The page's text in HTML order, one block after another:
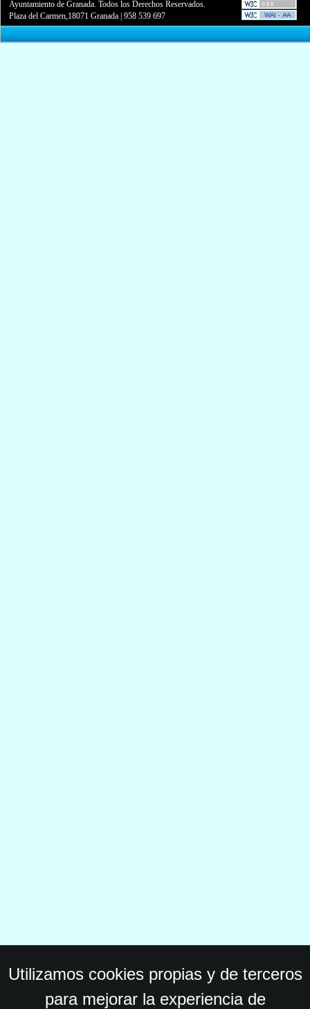
Ayuntamiento de Granada. Todos los Derechos Reservados.
Plaza del Carmen,18071 Granada |958 539 697
Utilizamos cookies propias y de terceros
para mejorar la experiencia de